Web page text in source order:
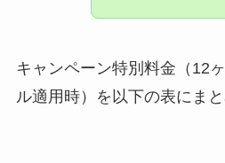
キャンペーン特別料金（12
ル適用時）を以下の表にまと